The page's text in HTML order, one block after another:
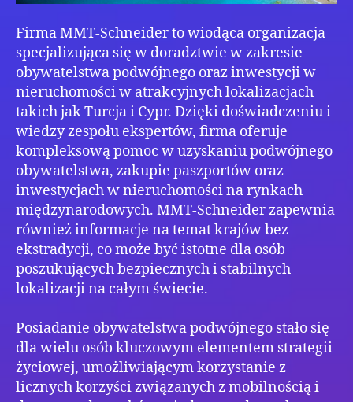
Firma MMT-Schneider to wiodąca organizacja
specjalizująca się w doradztwie w zakresie
obywatelstwa podwójnego oraz inwestycji w
nieruchomości w atrakcyjnych lokalizacjach
takich jak Turcja i Cypr. Dzięki doświadczeniu i
wiedzy zespołu ekspertów, firma oferuje
kompleksową pomoc w uzyskaniu podwójnego
obywatelstwa, zakupie paszportów oraz
inwestycjach w nieruchomości na rynkach
międzynarodowych. MMT-Schneider zapewnia
również informacje na temat krajów bez
ekstradycji, co może być istotne dla osób
poszukujących bezpiecznych i stabilnych
lokalizacji na całym świecie.
Posiadanie obywatelstwa podwójnego stało się
dla wielu osób kluczowym elementem strategii
życiowej, umożliwiającym korzystanie z
licznych korzyści związanych z mobilnością i